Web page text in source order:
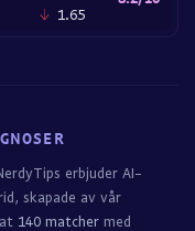
1.65
erbjuder AI-
skapade av vår
140 matcher med